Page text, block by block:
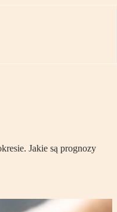
Jakie są prognozy